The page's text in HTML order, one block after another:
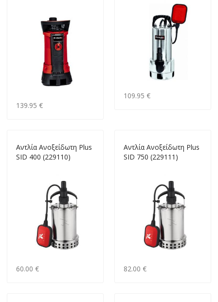
139.95 €
109.95 €
Αντλία Ανοξείδωτη Plus
SID 400 (229110)
60.00 €
Αντλία Ανοξείδωτη Plus
SID 750 (229111)
82.00 €